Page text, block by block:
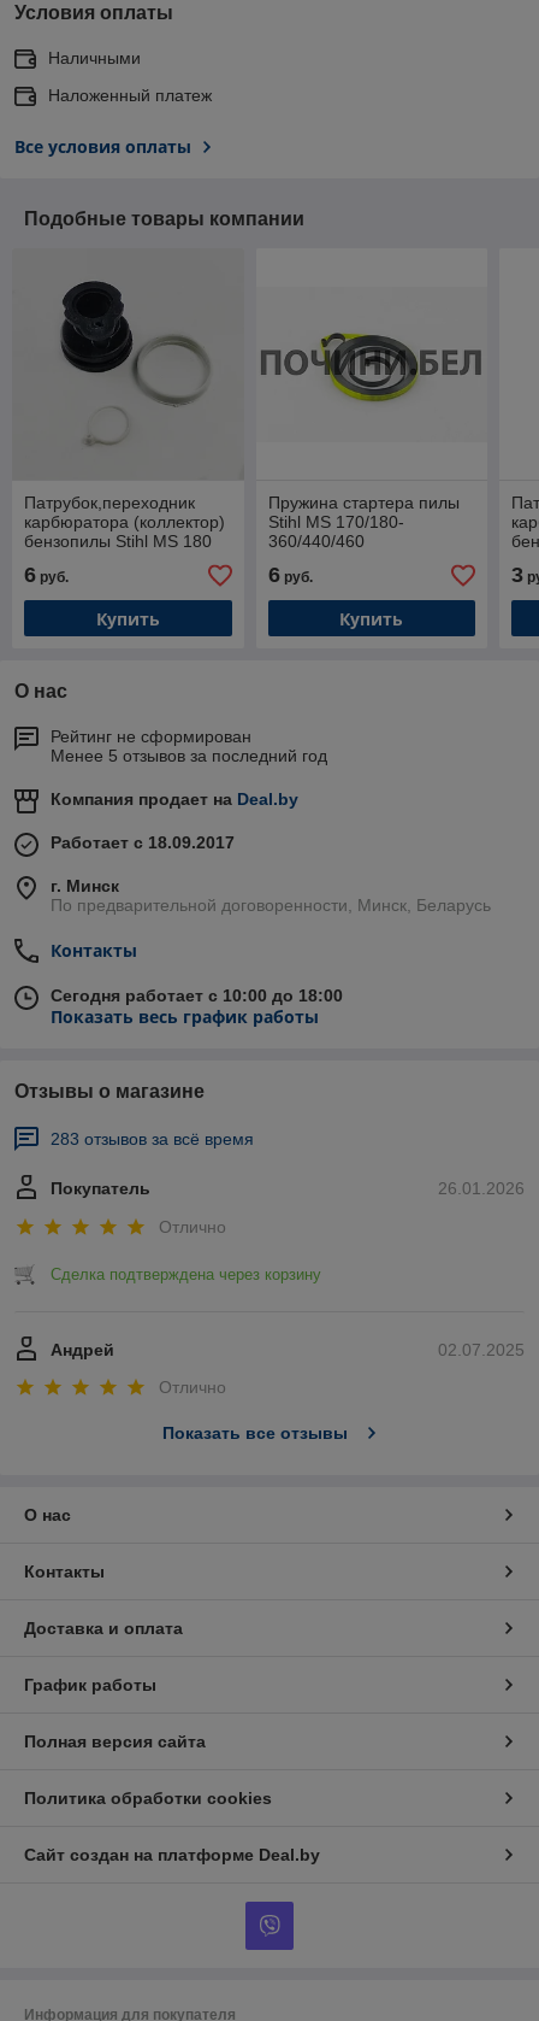
Условия оплаты
Наличными
Наложенный платеж
Все условия оплаты
Подобные товары компании
Патрубок,переходник
карбюратора (коллектор)
бензопилы Stihl MS 180
170 017 018 с кольцами
"FORESTER"
6 руб.
Купить
Пружина стартера пилы
Stihl MS 170/180-
360/440/460
6руб.
Купить
3
О нас
Рейтинг не сформирован
Менее 5 отзывов за последний год
Компания продает на Deal.by
Работает с 18.09.2017
г. Минск
По предварительной договоренности, Минск, Беларусь
Контакты
Сегодня работает с 10:00 до 18:00
Показать весь график работы
Отзывы о магазине
283 отзывов за всё время
26.01.2026
Покупатель
Отлично
Сделка подтверждена через корзину
02.07.2025
Андрей
Отлично
Показать все отзывы
О нас
Контакты
Доставка и оплата
График работы
Полная версия сайта
Политика обработки cookies
Сайт создан на платформе Deal.by
Информация для покупателя